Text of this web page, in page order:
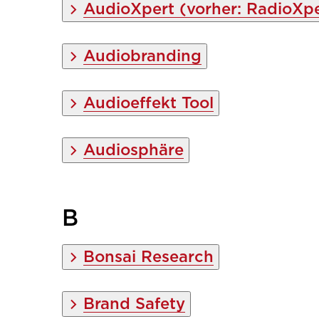
AudioXpert (vorher:
Audiobranding
Audioeffekt Tool
Audiosphäre
B
Bonsai Research
Brand Safety